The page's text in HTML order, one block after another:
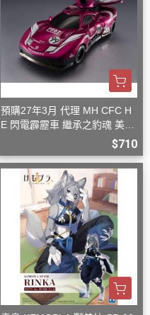
預購27年3月 代理 MH CFC H
E 閃電霹靂車 繼承之豹魂 美洲
$710